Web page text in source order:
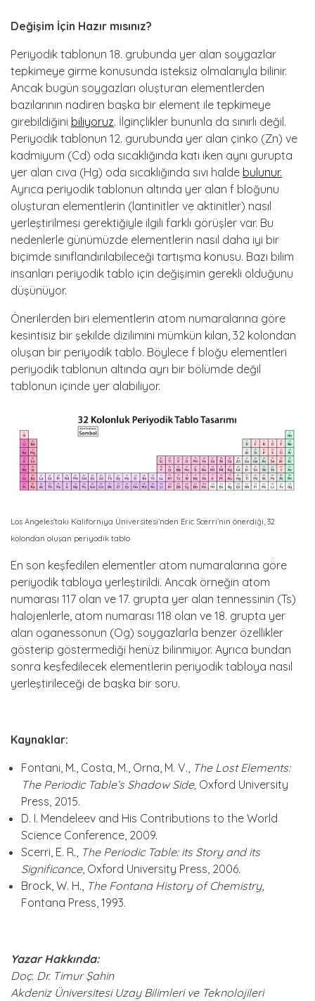
Değişim İçin Hazır mısınız?
Periyodik tablonun 18. grubunda yer alan soygazlar
tepkimeye girme konusunda isteksiz olmalarıyla bilinir.
Ancak bugün soygazları oluşturan elementlerden
bazılarının nadiren başka bir element ile tepkimeye
girebildiğini biliyoruz. İlginçlikler bununla da sınırlı değil.
Periyodik tablonun 12. gurubunda yer alan çinko (Zn) ve
kadmiyum (Cd) oda sıcaklığında katı iken aynı gurupta
yer alan cıva (Hg) oda sıcaklığında sıvı halde bulunur.
Ayrıca periyodik tablonun altında yer alan f bloğunu
oluşturan elementlerin (lantinitler ve aktinitler) nasıl
yerleştirilmesi gerektiğiyle ilgili farklı görüşler var. Bu
nedenlerle günümüzde elementlerin nasıl daha iyi bir
biçimde sınıflandırılabileceği tartışma konusu. Bazı bilim
insanları periyodik tablo için değişimin gerekli olduğunu
düşünüyor.
Önerilerden biri elementlerin atom numaralarına göre
kesintisiz bir şekilde dizilimini mümkün kılan, 32 kolondan
oluşan bir periyodik tablo. Böylece f bloğu elementleri
periyodik tablonun altında ayrı bir bölümde değil
tablonun içinde yer alabiliyor.
Los Angeles’taki Kaliforniya Üniversitesi’nden Eric Scerri’nin önerdiği, 32
kolondan oluşan periyodik tablo
En son keşfedilen elementler atom numaralarına göre
periyodik tabloya yerleştirildi. Ancak örneğin atom
numarası 117 olan ve 17. grupta yer alan tennessinin (Ts)
halojenlerle, atom numarası 118 olan ve 18. grupta yer
alan oganessonun (Og) soygazlarla benzer özellikler
gösterip göstermediği henüz bilinmiyor. Ayrıca bundan
sonra keşfedilecek elementlerin periyodik tabloya nasıl
yerleştirileceği de başka bir soru.
Kaynaklar:
Fontani, M., Costa, M., Orna, M. V., The Lost Elements:
The Periodic Table’s Shadow Side, Oxford University
Press, 2015.
D. I. Mendeleev and His Contributions to the World
Science Conference, 2009.
Scerri, E. R., The Periodic Table: its Story and its
Significance, Oxford University Press, 2006.
Brock, W. H., The Fontana History of Chemistry,
Fontana Press, 1993.
Yazar Hakkında:
Doç. Dr. Timur Şahin
Akdeniz Üniversitesi Uzay Bilimleri ve Teknolojileri